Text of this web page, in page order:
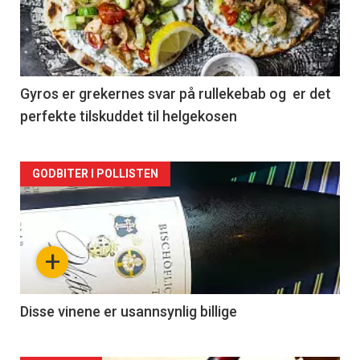
nå
-
2
Gyros er grekernes svar på rullekebab og er det
perfekte tilskuddet til helgekosen
Forsiden
akkurat
nå
3
+
GODBITER I POLLISTEN
Disse vinene er usannsynlig billige